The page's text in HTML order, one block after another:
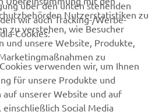
Nutzerstatistiken zu
zu verstehen, wie Besucher
und unsere Website, Produkte,
zu
über den unten stehenden
wir auch Tracking-/Werbe-
Cookies:
verwenden wir, um Ihnen
für unsere Produkte und
unserer Website und auf
Social Media